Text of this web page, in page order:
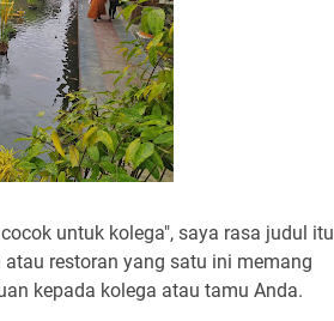
untuk kolega", saya rasa judul itu
restoran yang satu ini memang
kepada kolega atau tamu Anda.